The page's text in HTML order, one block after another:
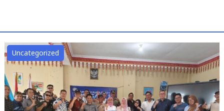
Uncategorized